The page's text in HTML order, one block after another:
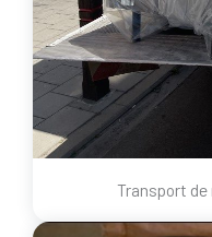
Transport